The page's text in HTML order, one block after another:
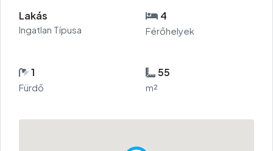
Lakás
Ingatlan Típusa
4
Férőhelyek
1
Fürdő
55
m²